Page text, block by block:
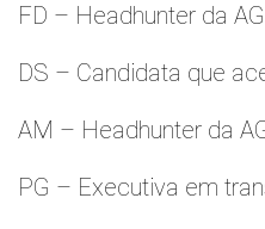
FD – Headhunter da
DS – Candidata que
AM – Headhunter da
PG – Executiva em